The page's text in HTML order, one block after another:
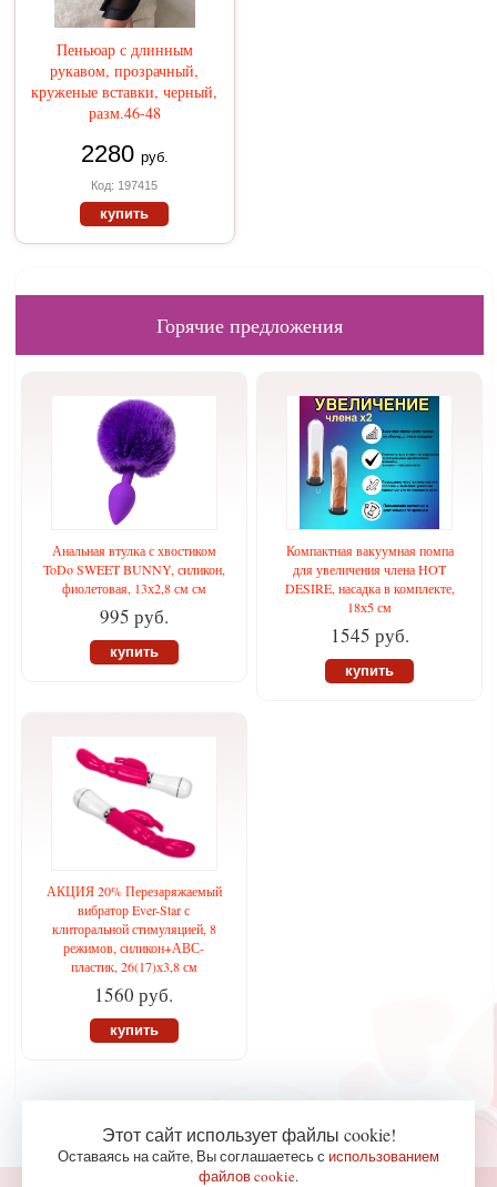
Пеньюар с длинным
рукавом, прозрачный,
круженые вставки, черный,
разм.46-48
2280 руб.
Код: 197415
купить
Горячие предложения
Анальная втулка с хвостиком
ToDo SWEET BUNNY, силикон,
фиолетовая, 13х2,8 см см
995 руб.
купить
Компактная вакуумная помпа
для увеличения члена HOT
DESIRE, насадка в комплекте,
18х5 см
1545 руб.
купить
АКЦИЯ 20% Перезаряжаемый
вибратор Ever-Star с
клиторальной стимуляцией, 8
режимов, силикон+АВС-
пластик, 26(17)х3,8 см
1560 руб.
купить
Этот сайт использует файлы cookie!
Оставаясь на сайте, Вы соглашаетесь с использованием
файлов cookie.